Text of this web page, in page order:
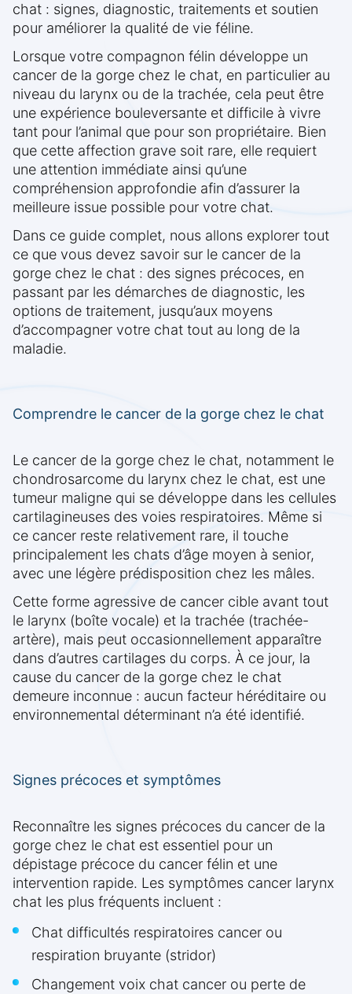
chat : signes, diagnostic, traitements et soutien
pour améliorer la qualité de vie féline.
Lorsque votre compagnon félin développe un
cancer de la gorge chez le chat, en particulier au
niveau du larynx ou de la trachée, cela peut être
une expérience bouleversante et difficile à vivre
tant pour l’animal que pour son propriétaire. Bien
que cette affection grave soit rare, elle requiert
une attention immédiate ainsi qu’une
compréhension approfondie afin d’assurer la
meilleure issue possible pour votre chat.
Dans ce guide complet, nous allons explorer tout
ce que vous devez savoir sur le cancer de la
gorge chez le chat : des signes précoces, en
passant par les démarches de diagnostic, les
options de traitement, jusqu’aux moyens
d’accompagner votre chat tout au long de la
maladie.
Comprendre le cancer de la gorge chez le chat
Le cancer de la gorge chez le chat, notamment le
chondrosarcome du larynx chez le chat, est une
tumeur maligne qui se développe dans les cellules
cartilagineuses des voies respiratoires. Même si
ce cancer reste relativement rare, il touche
principalement les chats d’âge moyen à senior,
avec une légère prédisposition chez les mâles.
Cette forme agressive de cancer cible avant tout
le larynx (boîte vocale) et la trachée (trachée-
artère), mais peut occasionnellement apparaître
dans d’autres cartilages du corps. À ce jour, la
cause du cancer de la gorge chez le chat
demeure inconnue : aucun facteur héréditaire ou
environnemental déterminant n’a été identifié.
Signes précoces et symptômes
Reconnaître les signes précoces du cancer de la
gorge chez le chat est essentiel pour un
dépistage précoce du cancer félin et une
intervention rapide. Les symptômes cancer larynx
chat les plus fréquents incluent :
Chat difficultés respiratoires cancer ou
respiration bruyante (stridor)
Changement voix chat cancer ou perte de